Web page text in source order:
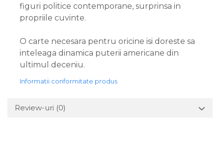
figuri politice contemporane, surprinsa in
propriile cuvinte.
O carte necesara pentru oricine isi doreste sa
inteleaga dinamica puterii americane din
ultimul deceniu.
Informatii conformitate produs
Review-uri (0)